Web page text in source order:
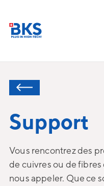
Support
Vous rencontrez des
de cuivres ou de fibres
nous appeler. Que ce